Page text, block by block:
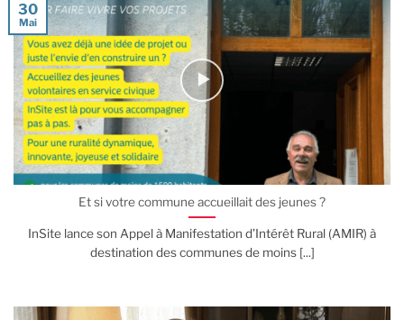
Et si votre commune accueillait des jeunes ?
InSite lance son Appel à Manifestation d’Intérêt Rural (AMIR) à
destination des communes de moins [...]
30
Mai